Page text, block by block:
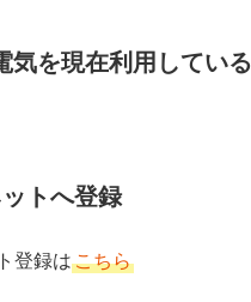
気を現在利用している
トへ登録
登録はこちら